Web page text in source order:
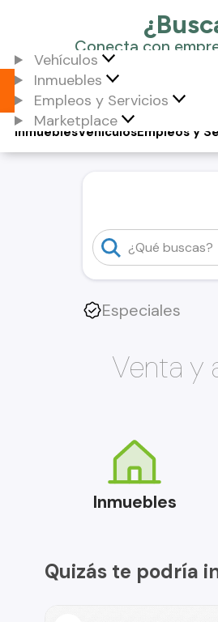
Vehículos
Inmuebles
Empleos y Servicios
Marketplace
Vehículos
Inmuebles Empleos y
Especiales
Venta y
Inmuebles
Quizás te podría